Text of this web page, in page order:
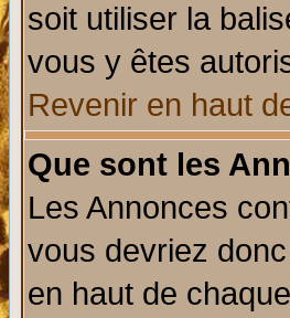
soit utiliser la
vous y êtes
Revenir en haut
Que sont les
Les Annonces
vous devriez
en haut de